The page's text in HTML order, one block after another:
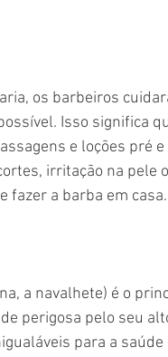
os barbeiros
Isso significa
e loções pré
irritação na pele
fazer a barba em casa.
a navalhete) é o
perigosa pelo seu
​​para a